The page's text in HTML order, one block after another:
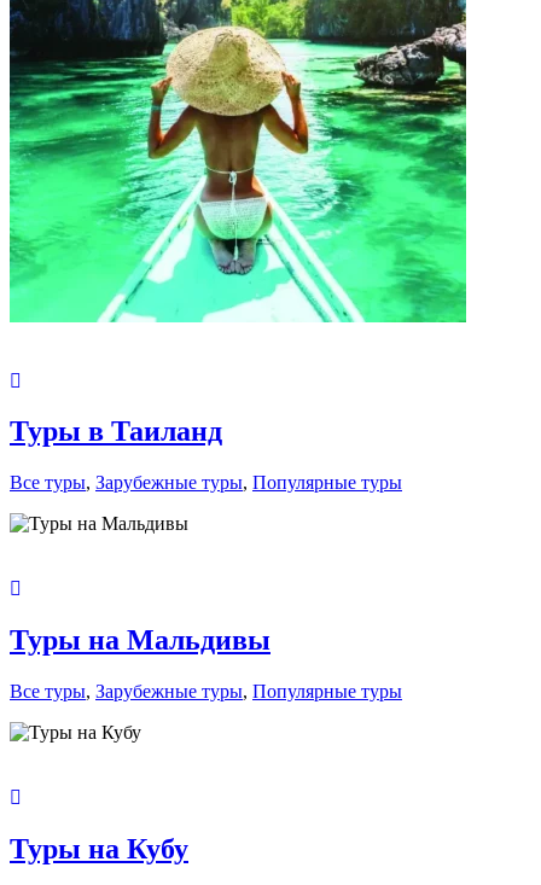
Туры в Таиланд
Все туры, Зарубежные туры, Популярные туры
Туры на Мальдивы
Все туры, Зарубежные туры, Популярные туры
Туры на Кубу